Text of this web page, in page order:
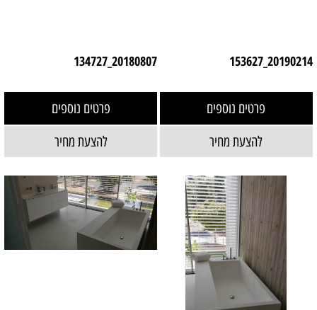
20190214_153627
פרטים נוספים
להצעת מחיר
20180807_134727
פרטים נוספים
להצעת מחיר